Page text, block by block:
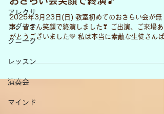
アレクサ
ンダーテ
クニーク
レッスン
演奏会
マインド
2025年3月23日(日) 教室初めてのおさらい会が無
事、皆さん笑顔で終演しました❣ ご出演、ご来場あ
がとうございました💛 私は本当に素敵な生徒さんば
りに恵まれているなぁ、と実感した一日になりまし
堂々とした演奏っぷり...